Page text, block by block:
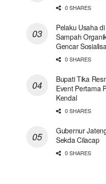
0 SHARES
Pelaku Usaha
Sampah
Gencar
0 SHARES
Bupati Tika
Event Pertama
Kendal
0 SHARES
Gubernur
Sekda Cilacap
0 SHARES